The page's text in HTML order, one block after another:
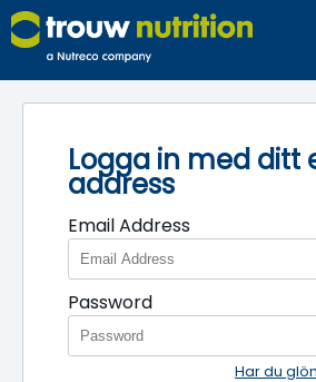
Logga in med ditt
address
Email Address
Password
Har du